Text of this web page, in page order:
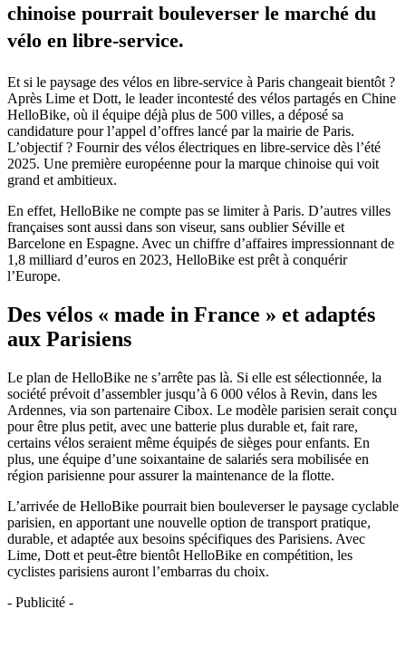
chinoise pourrait bouleverser le marché du
vélo en libre-service.
Et si le paysage des vélos en libre-service à Paris changeait bientôt ?
Après Lime et Dott, le leader incontesté des vélos partagés en Chine
HelloBike, où il équipe déjà plus de 500 villes, a déposé sa
candidature pour l’appel d’offres lancé par la mairie de Paris.
L’objectif ? Fournir des vélos électriques en libre-service dès l’été
2025. Une première européenne pour la marque chinoise qui voit
grand et ambitieux.
En effet, HelloBike ne compte pas se limiter à Paris. D’autres villes
françaises sont aussi dans son viseur, sans oublier Séville et
Barcelone en Espagne. Avec un chiffre d’affaires impressionnant de
1,8 milliard d’euros en 2023, HelloBike est prêt à conquérir
l’Europe.
Des vélos « made in France » et adaptés
aux Parisiens
Le plan de HelloBike ne s’arrête pas là. Si elle est sélectionnée, la
société prévoit d’assembler jusqu’à 6 000 vélos à Revin, dans les
Ardennes, via son partenaire Cibox. Le modèle parisien serait conçu
pour être plus petit, avec une batterie plus durable et, fait rare,
certains vélos seraient même équipés de sièges pour enfants. En
plus, une équipe d’une soixantaine de salariés sera mobilisée en
région parisienne pour assurer la maintenance de la flotte.
L’arrivée de HelloBike pourrait bien bouleverser le paysage cyclable
parisien, en apportant une nouvelle option de transport pratique,
durable, et adaptée aux besoins spécifiques des Parisiens. Avec
Lime, Dott et peut-être bientôt HelloBike en compétition, les
cyclistes parisiens auront l’embarras du choix.
- Publicité -